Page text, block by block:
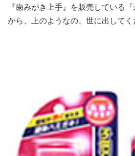
『歯みがき上手』を販売している
から、上のようなの、世に出してく